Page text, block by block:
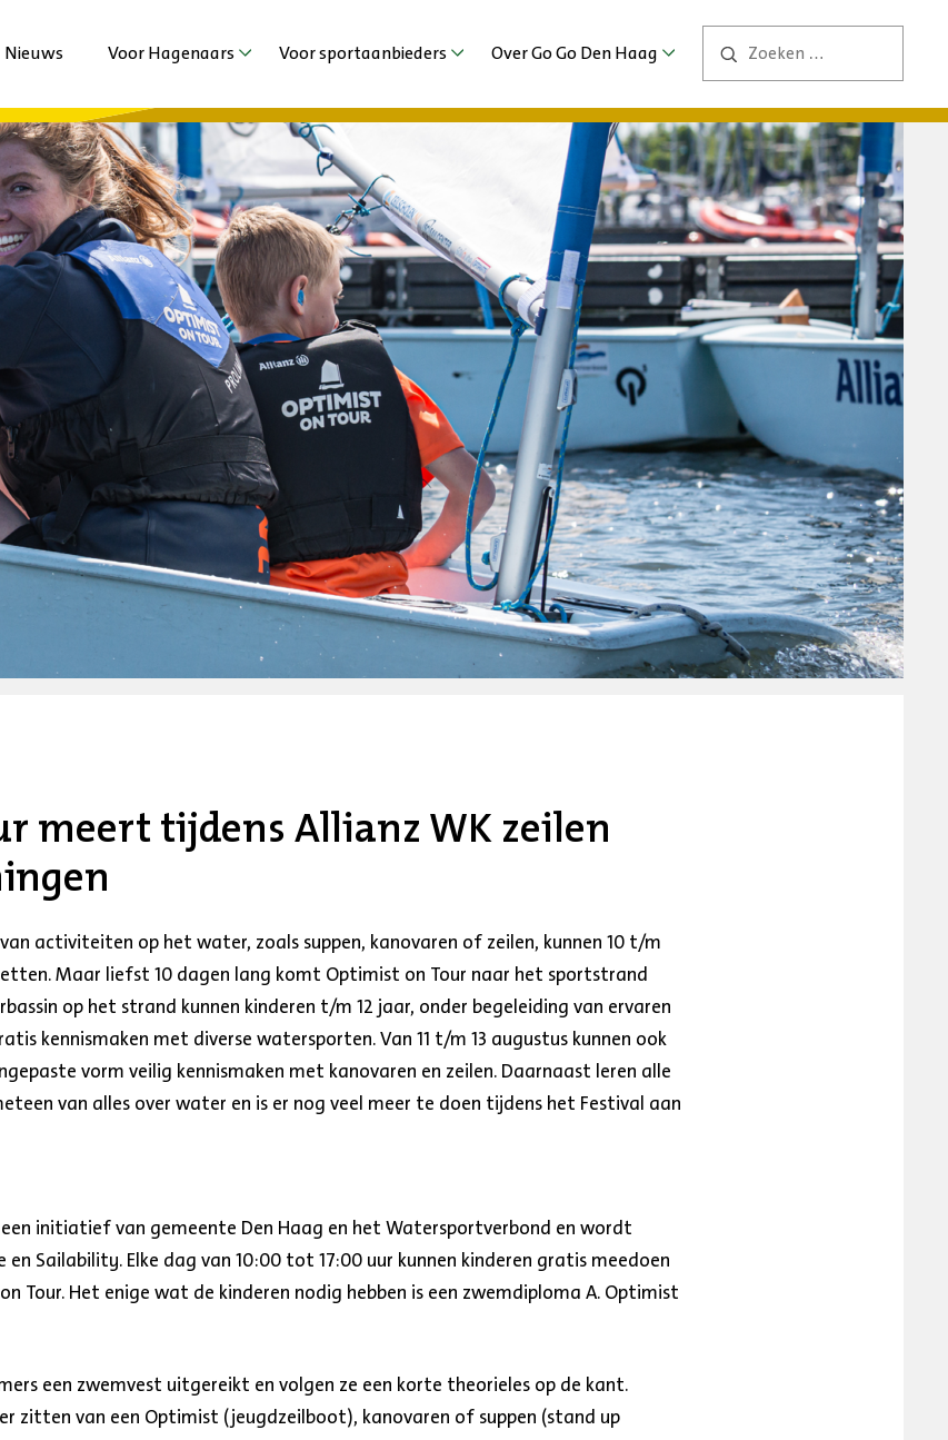
Nieuws Voor Hagenaars
Agenda
Sporten met beperking
Jeugd en Jongeren
Volwassenen en Senioren
Haagse Sportzomer
Stadsspelen Den Haag
Voor sportaanbieders
Agenda
Nieuws
Extra ondersteuning
Vechtsportaanbieders
Duurzaamheid
Haagse Kracht Clubs
Haags Sportdiner 2026
Over Go Go Den Haag
Contact
meert tijdens Allianz WK zeilen
activiteiten op het water, zoals suppen, kanovaren of zeilen, kunnen 10 t/m
Maar liefst 10 dagen lang komt Optimist on Tour naar het sportstrand
op het strand kunnen kinderen t/m 12 jaar, onder begeleiding van ervaren
kennismaken met diverse watersporten. Van 11 t/m 13 augustus kunnen ook
vorm veilig kennismaken met kanovaren en zeilen. Daarnaast leren alle
van alles over water en is er nog veel meer te doen tijdens het Festival aan
een initiatief van gemeente Den Haag en het Watersportverbond en wordt
Sailability. Elke dag van 10:00 tot 17:00 uur kunnen kinderen gratis meedoen
Tour. Het enige wat de kinderen nodig hebben is een zwemdiploma A. Optimist
een zwemvest uitgereikt en volgen ze een korte theorieles op de kant.
zitten van een Optimist (jeugdzeilboot), kanovaren of suppen (stand up